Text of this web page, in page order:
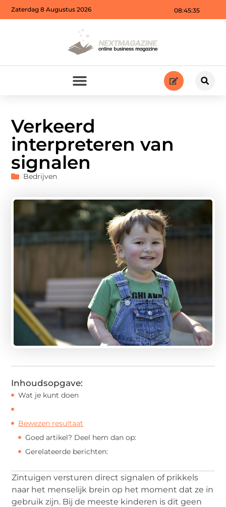
08:45:37
Zaterdag 8 Augustus 2026
Verkeerd
interpreteren van
signalen
Bedrijven
Inhoudsopgave:
Wat je kunt doen
Bewezen resultaat
Goed artikel? Deel hem dan op:
Gerelateerde berichten:
Zintuigen versturen direct signalen of prikkels
naar het menselijk brein op het moment dat ze in
gebruik zijn. Bij de meeste kinderen is dit geen